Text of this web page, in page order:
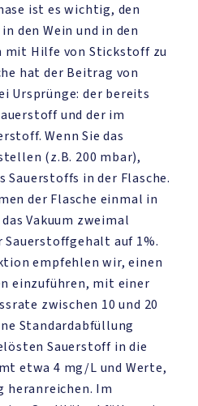
ist es wichtig, den
den Wein und in den
mit Hilfe von Stickstoff zu
hat der Beitrag von
Ursprünge: der bereits
und der im
Wenn Sie das
(z.B. 200 mbar),
Sauerstoffs in der Flasche.
der Flasche einmal in
Vakuum zweimal
auf 1%.
empfehlen wir, einen
einzuführen, mit einer
zwischen 10 und 20
Standardabfüllung
Sauerstoff in die
etwa 4 mg/L und Werte,
heranreichen. Im